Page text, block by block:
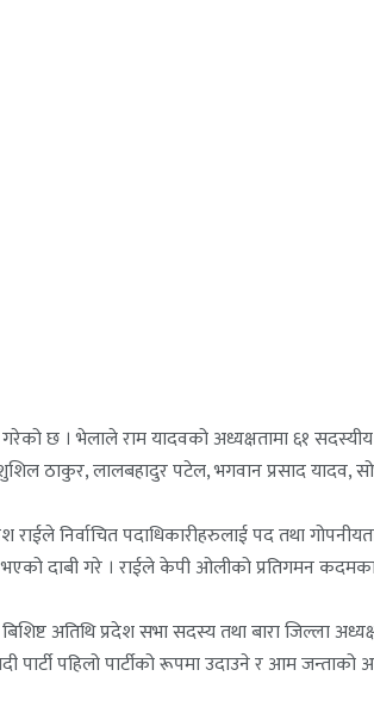
छ । भेलाले राम यादवको अध्यक्षतामा ६१
ठाकुर, लालबहादुर पटेल, भगवान प्रसाद यादव,
राईले निर्वाचित पदाधिकारीहरुलाई पद तथा
भएको दाबी गरे । राईले केपी ओलीको प्रतिगमन
अतिथि प्रदेश सभा सदस्य तथा बारा जिल्ला
पार्टी पहिलो पार्टीको रूपमा उदाउने र आम